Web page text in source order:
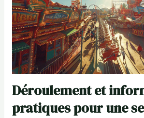
Déroulement et
pratiques pour une